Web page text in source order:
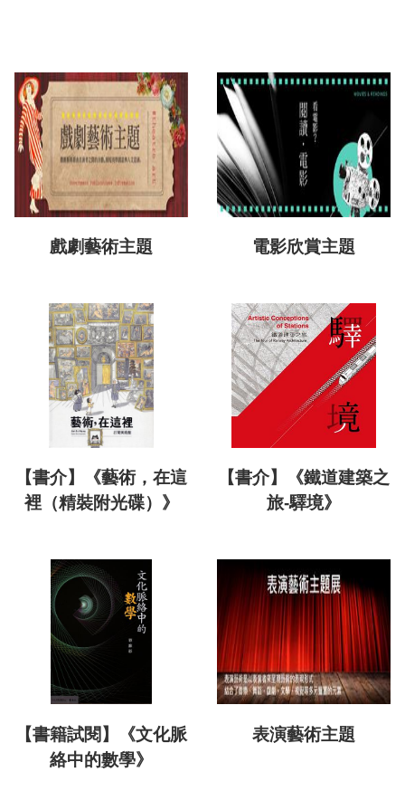
戲劇藝術主題 電影欣賞主題
【書介】《藝術，在這
裡（精裝附光碟）》
【書介】《鐵道建築之
旅-驛境》
【書籍試閱】《文化脈
絡中的數學》
表演藝術主題